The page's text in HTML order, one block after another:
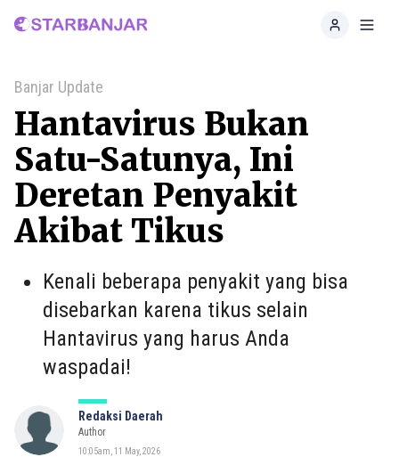
Home
Banjar Update
Hantavirus Bukan
Satu-Satunya, Ini
Deretan Penyakit
Akibat Tikus
Kenali beberapa penyakit yang bisa
disebarkan karena tikus selain
Hantavirus yang harus Anda
waspadai!
Redaksi Daerah
Author
10:05am, 11 May, 2026